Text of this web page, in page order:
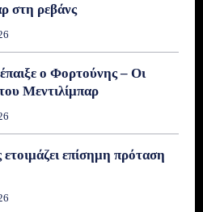
στη ρεβάνς
ο Φορτούνης – Οι
Μεντιλίμπαρ
επίσημη πρόταση